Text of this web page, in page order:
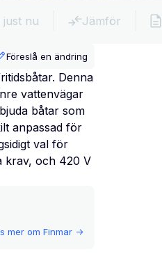
just nu Jämför
Föreslå en ändring
Denna
vattenvägar
båtar som
anpassad för
val för
krav, och 420 V
mer om Finmar ->